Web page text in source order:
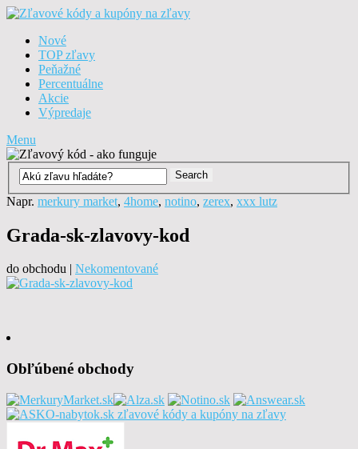
Nové
TOP zľavy
Peňažné
Percentuálne
Akcie
Výpredaje
Menu
Napr. merkury market, 4home, notino, zerex, xxx lutz
Grada-sk-zlavovy-kod
do obchodu | Nekomentované
Obľúbené obchody